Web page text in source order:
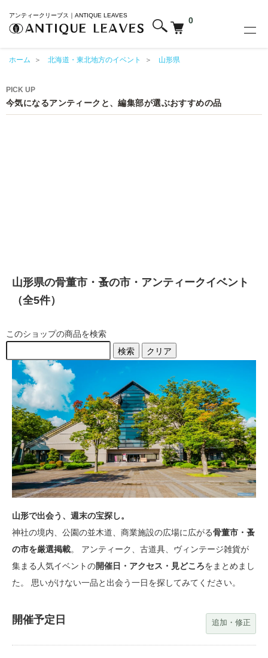
アンティークリーブス｜ANTIQUE LEAVES
0
ホーム ＞ 北海道・東北地方のイベント ＞ 山形県
PICK UP
今気になるアンティークと、編集部が選ぶおすすめの品
山形県の骨董市・蚤の市・アンティークイベント
（全5件）
このショップの商品を検索
検索 クリア
山形で出会う、週末の宝探し。
神社の境内、公園の並木道、商業施設の広場に広がる骨董市・蚤
の市を厳選掲載。 アンティーク、古道具、ヴィンテージ雑貨が
集まる人気イベントの開催日・アクセス・見どころをまとめまし
た。 思いがけない一品と出会う一日を探してみてください。
開催予定日 追加・修正